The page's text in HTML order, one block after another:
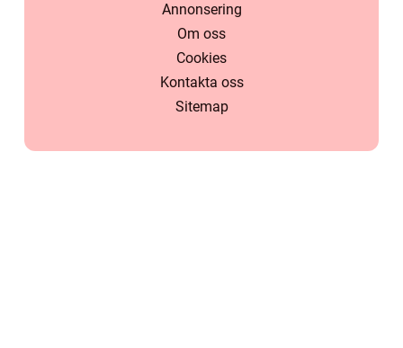
Annonsering
Om oss
Cookies
Kontakta oss
Sitemap